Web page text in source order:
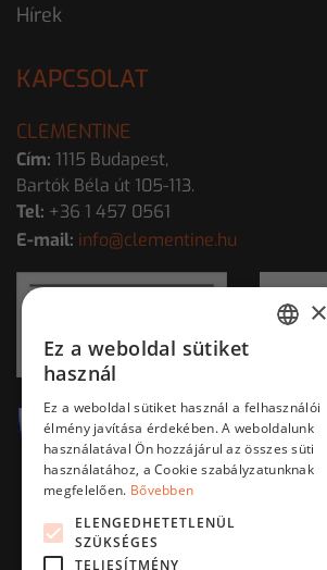
Hírek
KAPCSOLAT
CLEMENTINE
Cím: 1115 Budapest,
Bartók Béla út 105-113.
Tel: +36 1 457 0561
E-mail: info@clementine.hu
×
Ez a weboldal sütiket
használ
Ez a weboldal sütiket használ a felhasználói
élmény javítása érdekében. A weboldalunk
használatával Ön hozzájárul az összes süti
használatához, a Cookie szabályzatunknak
megfelelően. Bővebben
ELENGEDHETETLENÜL
SZÜKSÉGES
TELJESÍTMÉNY